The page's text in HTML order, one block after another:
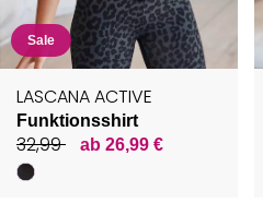
Sale
LASCANA ACTIVE
Funktionsshirt
32,99 ab 26,99 €